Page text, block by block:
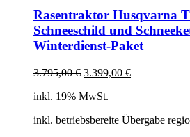
Rasentraktor Husqvarna
Schneeschild und
Winterdienst-Paket
3.795,00€ 3.399,00 €
inkl. 19% MwSt.
inkl. betriebsbereite Übergabe